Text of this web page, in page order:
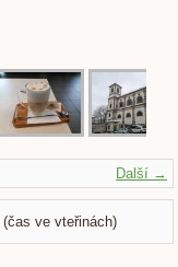
Další →
(čas ve vteřinách)